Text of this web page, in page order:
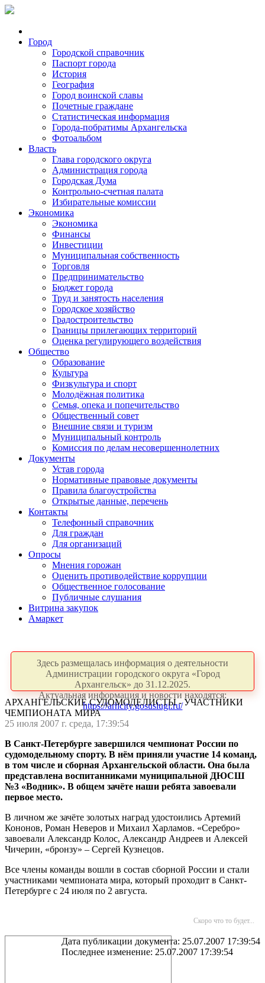
Город
Городской справочник
Паспорт города
История
География
Город воинской славы
Почетные граждане
Статистическая информация
Города-побратимы Архангельска
Фотоальбом
Власть
Глава городского округа
Администрация города
Городская Дума
Контрольно-счетная палата
Избирательные комиссии
Экономика
Экономика
Финансы
Инвестиции
Муниципальная собственность
Торговля
Предпринимательство
Бюджет города
Труд и занятость населения
Городское хозяйство
Градостроительство
Границы прилегающих территорий
Оценка регулирующего воздействия
Общество
Образование
Культура
Физкультура и спорт
Молодёжная политика
Семья, опека и попечительство
Общественный совет
Внешние связи и туризм
Муниципальный контроль
Комиссия по делам несовершеннолетних
Документы
Устав города
Нормативные правовые документы
Правила благоустройства
Открытые данные, перечень
Контакты
Телефонный справочник
Для граждан
Для организаций
Опросы
Мнения горожан
Оценить противодействие коррупции
Общественное голосование
Публичные слушания
Витрина закупок
Амаркет
Здесь размещалась информация о деятельности
Администрации городского округа «Город
Архангельск» до 31.12.2025.
Актуальная информация и новости находятся:
https://arhcity.gosuslugi.ru/
АРХАНГЕЛЬСКИЕ СУДОМОДЕЛИСТЫ - УЧАСТНИКИ
ЧЕМПИОНАТА МИРА
25 июля 2007 г. среда, 17:39:54
В Санкт-Петербурге завершился чемпионат России по
судомодельному спорту. В нём приняли участие 14 команд,
в том числе и сборная Архангельской области. Она была
представлена воспитанниками муниципальной ДЮСШ
№3 «Водник». В общем зачёте наши ребята завоевали
первое место.
В личном же зачёте золотых наград удостоились Артемий
Кононов, Роман Неверов и Михаил Харламов. «Серебро»
завоевали Александр Колос, Александр Андреев и Алексей
Чичерин, «бронзу» – Сергей Кузнецов.
Все члены команды вошли в состав сборной России и стали
участниками чемпионата мира, который проходит в Санкт-
Петербурге с 24 июля по 2 августа.
Скоро что то будет...
Дата публикации документа: 25.07.2007 17:39:54
Последнее изменение: 25.07.2007 17:39:54